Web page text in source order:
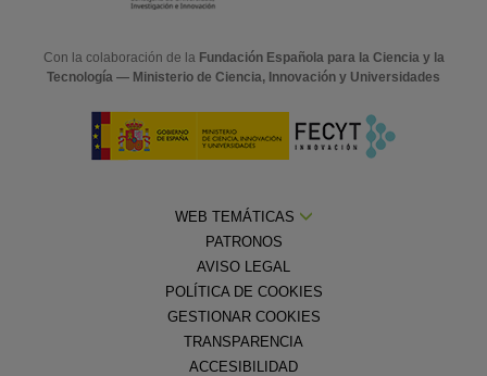
Con la colaboración de la Fundación Española para la Ciencia y la
Tecnología — Ministerio de Ciencia, Innovación y Universidades
WEB TEMÁTICAS
PATRONOS
AVISO LEGAL
POLÍTICA DE COOKIES
GESTIONAR COOKIES
TRANSPARENCIA
ACCESIBILIDAD